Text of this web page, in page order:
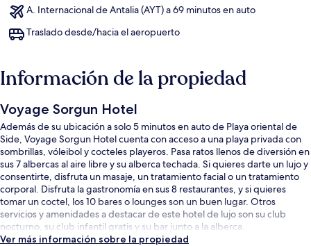
A. Internacional de Antalia (AYT) a 69 minutos en auto
Traslado desde/hacia el aeropuerto
Información de la propiedad
Voyage Sorgun Hotel
Además de su ubicación a solo 5 minutos en auto de Playa oriental de
Side, Voyage Sorgun Hotel cuenta con acceso a una playa privada con
sombrillas, vóleibol y cocteles playeros. Pasa ratos llenos de diversión en
sus 7 albercas al aire libre y su alberca techada. Si quieres darte un lujo y
consentirte, disfruta un masaje, un tratamiento facial o un tratamiento
corporal. Disfruta la gastronomía en sus 8 restaurantes, y si quieres
tomar un coctel, los 10 bares o lounges son un buen lugar. Otros
servicios y amenidades a destacar de este hotel de lujo son su club
nocturno, su club infantil gratis y su bar junto a la alberca.
Ver más información sobre la propiedad